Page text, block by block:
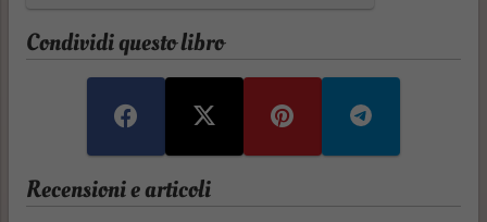
Condividi questo libro
Recensioni e articoli